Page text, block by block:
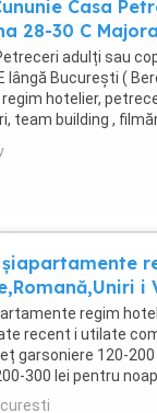
Casa
28-30 C
adulți sau
lângă București (
hotelier,
team building ,
șiapartamente
regim
recent i utilate
garsoniere 120-
300 lei pentru